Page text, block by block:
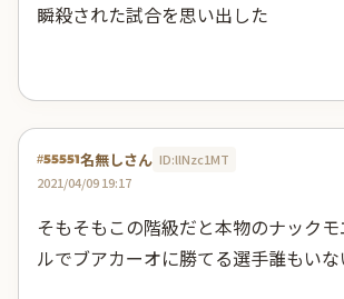
瞬殺された試合を思い出した
#55551名無しさん ID:llNzc1MT
2021/04/09 19:17
そもそもこの階級だと本物のナック
ルでブアカーオに勝てる選手誰もい